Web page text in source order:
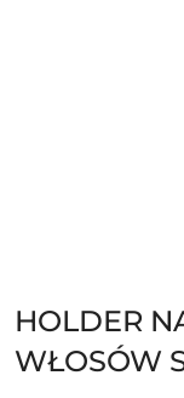
HOLDER
WŁOSÓW